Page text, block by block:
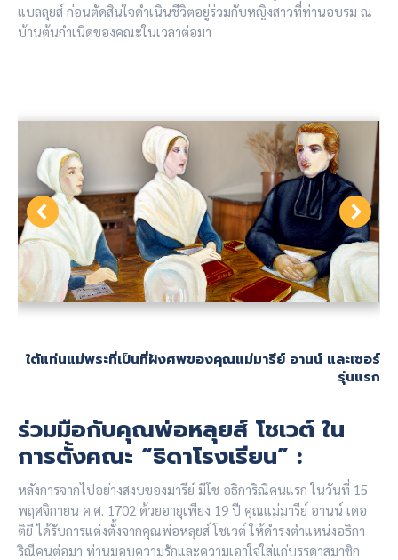
แบลลุยส์ ก่อนตัดสินใจดำเนินชีวิตอยู่ร่วมกับหญิงสาวที่ท่านอบรม ณ
บ้านต้นกำเนิดของคณะในเวลาต่อมา
ใต้แท่นแม่พระที่เป็นที่ฝังศพของคุณแม่มารีย์ อานน์ และเซอร์
รุ่นแรก
ร่วมมือกับคุณพ่อหลุยส์ โชเวต์ ใน
การตั้งคณะ “ธิดาโรงเรียน” :
หลังการจากไปอย่างสงบของมารีย์ มีโช อธิการิณีคนแรก ในวันที่ 15
พฤศจิกายน ค.ศ. 1702 ด้วยอายุเพียง 19 ปี คุณแม่มารีย์ อานน์ เดอ
ติยี ได้รับการแต่งตั้งจากคุณพ่อหลุยส์ โชเวต์ ให้ดำรงตำแหน่งอธิกา
ริณีคนต่อมา ท่านมอบความรักและความเอาใจใส่แก่บรรดาสมาชิก